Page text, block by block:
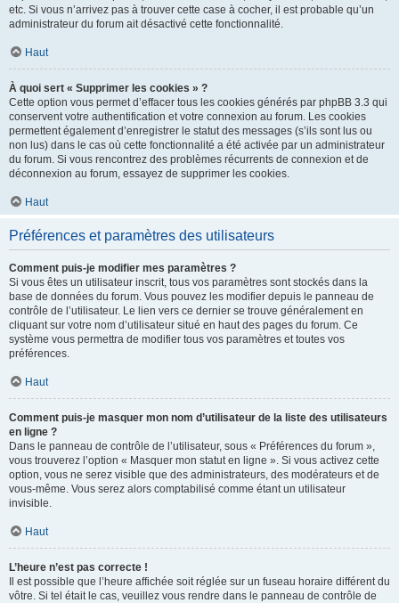
etc. Si vous n’arrivez pas à trouver cette case à cocher, il est probable qu’un
administrateur du forum ait désactivé cette fonctionnalité.
Haut
À quoi sert « Supprimer les cookies » ?
Cette option vous permet d’effacer tous les cookies générés par phpBB 3.3 qui
conservent votre authentification et votre connexion au forum. Les cookies
permettent également d’enregistrer le statut des messages (s’ils sont lus ou
non lus) dans le cas où cette fonctionnalité a été activée par un administrateur
du forum. Si vous rencontrez des problèmes récurrents de connexion et de
déconnexion au forum, essayez de supprimer les cookies.
Haut
Préférences et paramètres des utilisateurs
Comment puis-je modifier mes paramètres ?
Si vous êtes un utilisateur inscrit, tous vos paramètres sont stockés dans la
base de données du forum. Vous pouvez les modifier depuis le panneau de
contrôle de l’utilisateur. Le lien vers ce dernier se trouve généralement en
cliquant sur votre nom d’utilisateur situé en haut des pages du forum. Ce
système vous permettra de modifier tous vos paramètres et toutes vos
préférences.
Haut
Comment puis-je masquer mon nom d’utilisateur de la liste des utilisateurs
en ligne ?
Dans le panneau de contrôle de l’utilisateur, sous « Préférences du forum »,
vous trouverez l’option « Masquer mon statut en ligne ». Si vous activez cette
option, vous ne serez visible que des administrateurs, des modérateurs et de
vous-même. Vous serez alors comptabilisé comme étant un utilisateur
invisible.
Haut
L’heure n’est pas correcte !
Il est possible que l’heure affichée soit réglée sur un fuseau horaire différent du
vôtre. Si tel était le cas, veuillez vous rendre dans le panneau de contrôle de